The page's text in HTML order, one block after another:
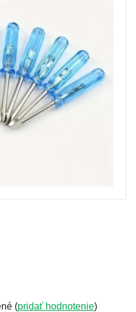
(pridať hodnotenie)